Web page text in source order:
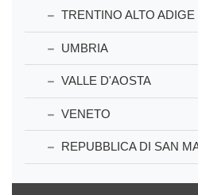
TRENTINO ALTO ADIGE
UMBRIA
VALLE D'AOSTA
VENETO
REPUBBLICA DI SAN